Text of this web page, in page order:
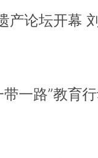
产论坛开幕
一路”教育